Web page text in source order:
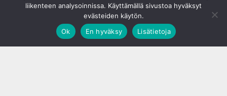
liikenteen analysoinnissa. Käyttämällä sivustoa hyväksyt
evästeiden käytön.
Ok
En hyväksy Lisätietoja